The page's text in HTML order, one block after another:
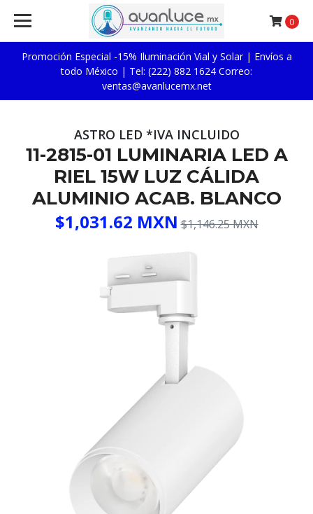
Promoción Especial -15% Iluminación Vial y Solar | Envíos a
todo México | Tel: (222) 882 1624 Correo:
ventas@avanlucemx.net
0
ASTRO LED *IVA INCLUIDO
11-2815-01 LUMINARIA LED A
RIEL 15W LUZ CÁLIDA
ALUMINIO ACAB. BLANCO
$1,031.62 MXN $1,146.25 MXN